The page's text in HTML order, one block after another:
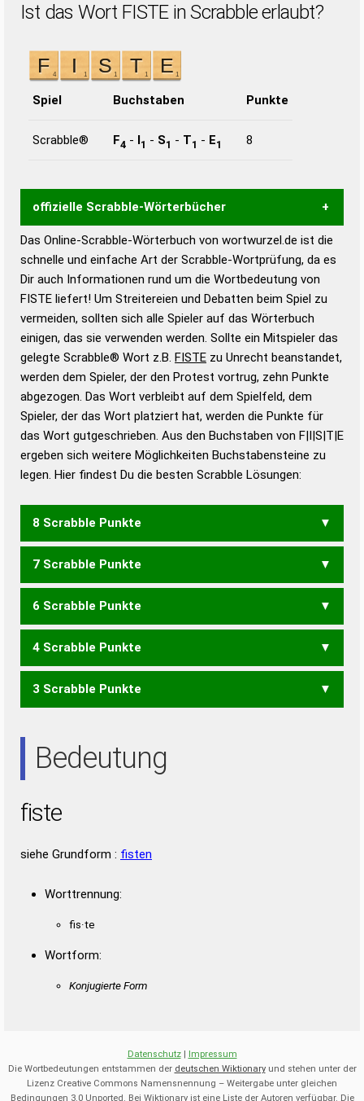
Ist das Wort FISTE in Scrabble erlaubt?
Spiel Buchstaben Punkte
Scrabble® F4 - I1 - S1 - T1 - E1 8
offizielle Scrabble-Wörterbücher
Wortwurzel liefert mit Hilfe eines semantischen
Wortanalyse-Algorithmus gute Anhaltspunkte zu
Wortbedeutung, Worttrennung und Wortform, um die
Gültigkeit eines Wortes für das Scrabble-Spiel zu
bestimmen!
zugelassene Turnier Scrabble-
Wörterbücher sind:
Duden – Standardwerk in 12 Bänden
Duden – Richtiges und gutes
Deutsch
Duden – Die deutsche Grammatik
Duden – Deutsches
Universalwörterbuch
Das Online-Scrabble-Wörterbuch von wortwurzel.de ist die
schnelle und einfache Art der Scrabble-Wortprüfung, da es
Dir auch Informationen rund um die Wortbedeutung von
FISTE liefert! Um Streitereien und Debatten beim Spiel zu
vermeiden, sollten sich alle Spieler auf das Wörterbuch
einigen, das sie verwenden werden. Sollte ein Mitspieler das
gelegte Scrabble® Wort z.B. FISTE zu Unrecht beanstandet,
werden dem Spieler, der den Protest vortrug, zehn Punkte
abgezogen. Das Wort verbleibt auf dem Spielfeld, dem
Spieler, der das Wort platziert hat, werden die Punkte für
das Wort gutgeschrieben. Aus den Buchstaben von F|I|S|T|E
ergeben sich weitere Möglichkeiten Buchstabensteine zu
legen. Hier findest Du die besten Scrabble Lösungen:
8 Scrabble Punkte
FEIST FITES SEIFT STEIF
7 Scrabble Punkte
FEIT FEST FIES FITE
6 Scrabble Punkte
FEI FES FIT
4 Scrabble Punkte
EIST SEIT SITE
3 Scrabble Punkte
Bedeutung
fiste
siehe Grundform : fisten
Worttrennung:
fis·te
Wortform:
Konjugierte Form
Datenschutz| Impressum
Die Wortbedeutungen entstammen der deutschen Wiktionaryund stehen unter der
Lizenz Creative Commons Namensnennung – Weitergabe unter gleichen
Bedingungen 3.0 Unported. Bei Wiktionary ist eine Liste der Autoren verfügbar. Die